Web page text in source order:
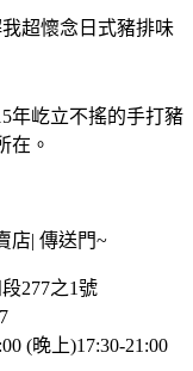
超懷念日式豬排味
年屹立不搖的手打豬
在。
店| 傳送門~
277之1號
(晚上)17:30-21:00